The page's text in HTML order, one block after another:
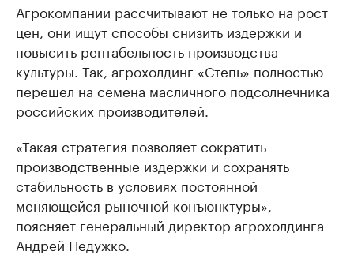
Агрокомпании рассчитывают не только на рост
цен, они ищут способы снизить издержки и
повысить рентабельность производства
культуры. Так, агрохолдинг «Степь» полностью
перешел на семена масличного подсолнечника
российских производителей.
«Такая стратегия позволяет сократить
производственные издержки и сохранять
стабильность в условиях постоянной
меняющейся рыночной конъюнктуры», —
поясняет генеральный директор агрохолдинга
Андрей Недужко.